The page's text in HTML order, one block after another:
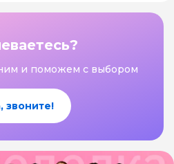
и поможем с выбором
звоните!